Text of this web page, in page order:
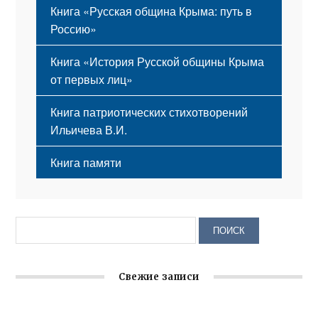
Книга «Русская община Крыма: путь в
Россию»
Книга «История Русской общины Крыма
от первых лиц»
Книга патриотических стихотворений
Ильичева В.И.
Книга памяти
Свежие записи